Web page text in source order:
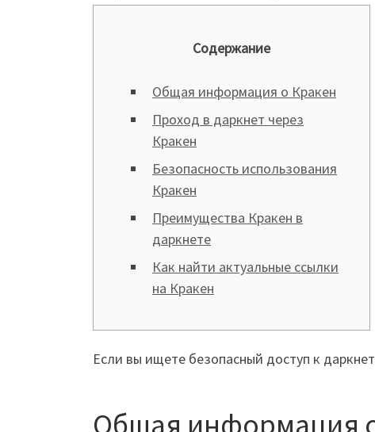
Содержание
Общая информация о Кракен
Проход в даркнет через
Кракен
Безопасность использования
Кракен
Преимущества Кракен в
даркнете
Как найти актуальные ссылки
на Кракен
Если вы ищете безопасный доступ к
Общая информация